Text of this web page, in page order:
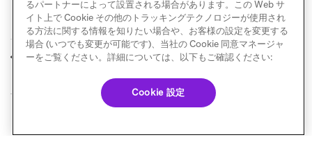
前へ ランディングページ 次へ Komo
© Braze. All Rights Reserved Privacy Policy
るパートナーによって設置される場合があります。この Web サ
イト上で Cookie その他のトラッキングテクノロジーが使用され
る方法に関する情報を知りたい場合や、お客様の設定を変更する
場合 (いつでも変更が可能です)、当社の Cookie 同意マネージャ
ーをご覧ください。詳細については、以下もご確認ください:
Cookie 設定